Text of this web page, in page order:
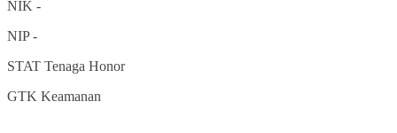
NIK -
NIP-
STAT Tenaga Honor
GTK Keamanan